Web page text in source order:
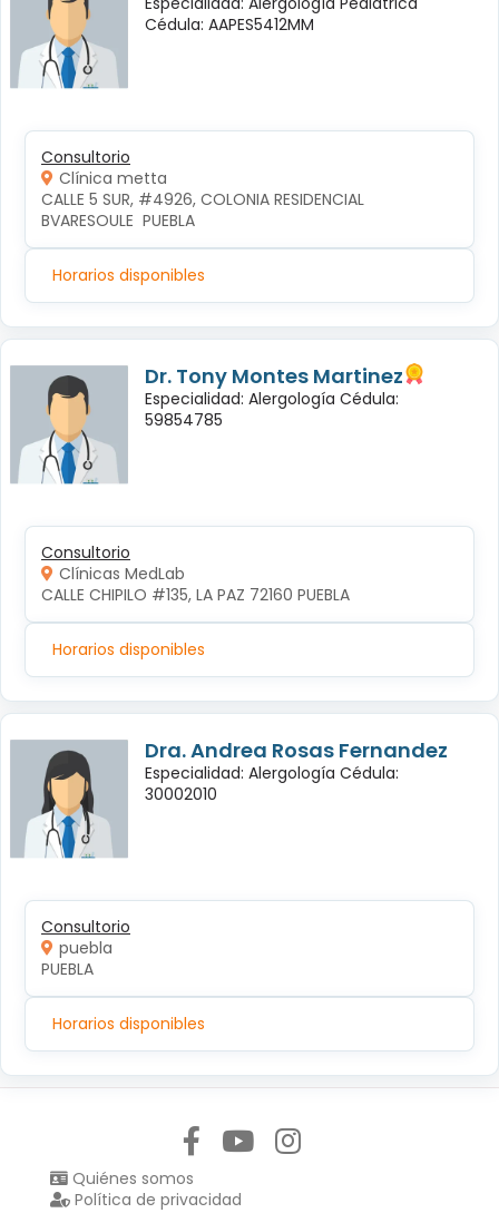
Cédula: AAPES5412MM
Consultorio
Clínica metta
CALLE 5 SUR, #4926, COLONIA RESIDENCIAL
BVARESOULE  PUEBLA
Horarios disponibles
Dr. Tony Montes Martinez
Especialidad: Alergología Cédula:
59854785
Consultorio
Clínicas MedLab
CALLE CHIPILO #135, LA PAZ 72160 PUEBLA
Horarios disponibles
Dra. Andrea Rosas Fernandez
Especialidad: Alergología Cédula:
30002010
Consultorio
puebla
PUEBLA
Horarios disponibles
Quiénes somos
Política de privacidad